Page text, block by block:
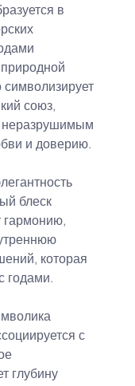
в
символизирует
союз,
неразрушимым
и доверию.
блеск
гармонию,
которая
годами.
с
глубину